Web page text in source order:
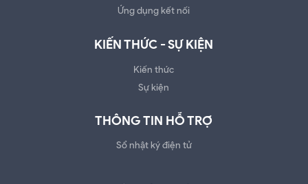
Ứng dụng kết nối
KIẾN THỨC - SỰ KIỆN
Kiến thức
Sự kiện
THÔNG TIN HỖ TRỢ
Sổ nhật ký điện tử